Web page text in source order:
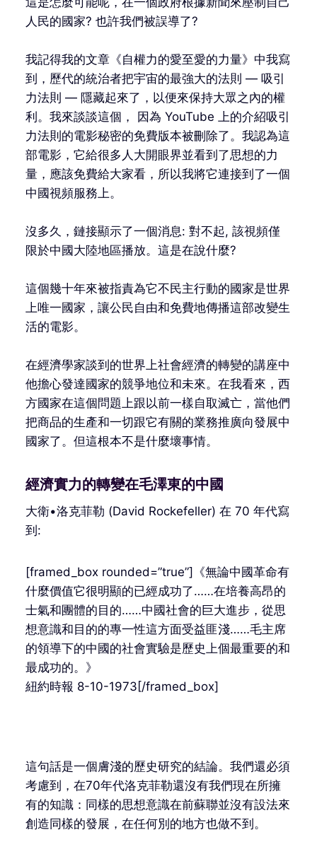
人民的國家? 也許我們被誤導了?
我記得我的文章《自權力的愛至愛的力量》中我寫
到，歷代的統治者把宇宙的最強大的法則 — 吸引
力法則 — 隱藏起來了，以便來保持大眾之內的權
利。我來談談這個， 因為 YouTube 上的介紹吸引
力法則的電影秘密的免費版本被刪除了。我認為這
部電影，它給很多人大開眼界並看到了思想的力
量，應該免費給大家看，所以我將它連接到了一個
中國視頻服務上。
沒多久，鏈接顯示了一個消息: 對不起, 該視頻僅
限於中國大陸地區播放。這是在說什麼?
這個幾十年來被指責為它不民主行動的國家是世界
上唯一國家，讓公民自由和免費地傳播這部改變生
活的電影。
在經濟學家談到的世界上社會經濟的轉變的講座中
他擔心發達國家的競爭地位和未來。在我看來，西
方國家在這個問題上跟以前一樣自取滅亡，當他們
把商品的生產和一切跟它有關的業務推廣向發展中
國家了。但這根本不是什麼壞事情。
經濟實力的轉變在毛澤東的中國
大衛•洛克菲勒 (David Rockefeller) 在 70 年代寫
到:
[framed_box rounded=”true”]《無論中國革命有
什麼價值它很明顯的已經成功了……在培養高昂的
士氣和團體的目的……中國社會的巨大進步，從思
想意識和目的的專一性這方面受益匪淺……毛主席
的領導下的中國的社會實驗是歷史上個最重要的和
最成功的。》
紐約時報 8-10-1973[/framed_box]
這句話是一個膚淺的歷史研究的結論。我們還必須
考慮到，在70年代洛克菲勒還沒有我們現在所擁
有的知識：同樣的思想意識在前蘇聯並沒有設法來
創造同樣的發展，在任何別的地方也做不到。